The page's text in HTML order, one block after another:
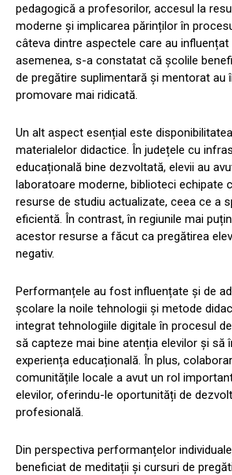
pedagogică a profesorilor, accesul la
moderne și implicarea părinților în
câteva dintre aspectele care au influențat
asemenea, s-a constatat că școlile
de pregătire suplimentară și mentorat au
promovare mai ridicată.
Un alt aspect esențial este
materialelor didactice. În județele cu
educațională bine dezvoltată, elevii au
laboratoare moderne, biblioteci echipate
resurse de studiu actualizate, ceea ce a
eficientă. În contrast, în regiunile mai
acestor resurse a făcut ca pregătirea
negativ.
Performanțele au fost influențate și de
școlare la noile tehnologii și metode
integrat tehnologiile digitale în procesul
să capteze mai bine atenția elevilor și să
experiența educațională. În plus,
comunitățile locale a avut un rol
elevilor, oferindu-le oportunități de
profesională.
Din perspectiva performanțelor
beneficiat de meditații și cursuri de